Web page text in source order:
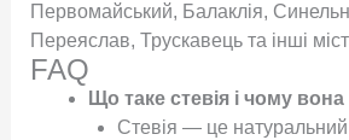
Первомайський, Балаклія,
Переяслав, Трускавець та інші
FAQ
Що таке стевія і чому
Стевія — це